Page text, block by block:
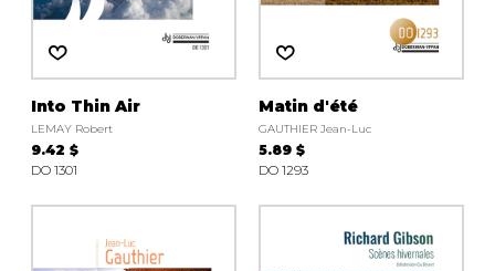
Into Thin Air
LEMAY Robert
9.42 $
DO 1301
Matin d'été
GAUTHIER Jean-Luc
5.89 $
DO 1293